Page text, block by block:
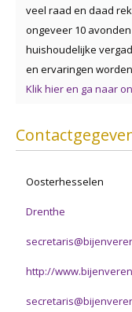
veel raad en daad
ongeveer 10
huishoudelijke
en ervaringen
Klik hier en ga naar
Oosterhesselen
Drenthe
http://
secretaris